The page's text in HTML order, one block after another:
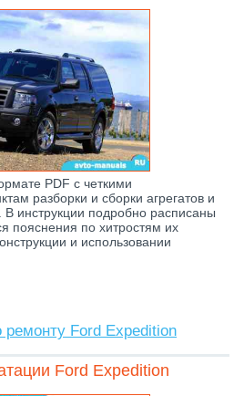
PDF с четкими
разборки и сборки агрегатов и
инструкции подробно расписаны
пояснения по хитростям их
и использовании
ремонту Ford Expedition
Ford Expedition